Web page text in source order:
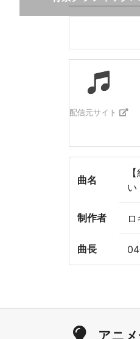
配信元サイト
曲名
い
制作者
曲長
アニ